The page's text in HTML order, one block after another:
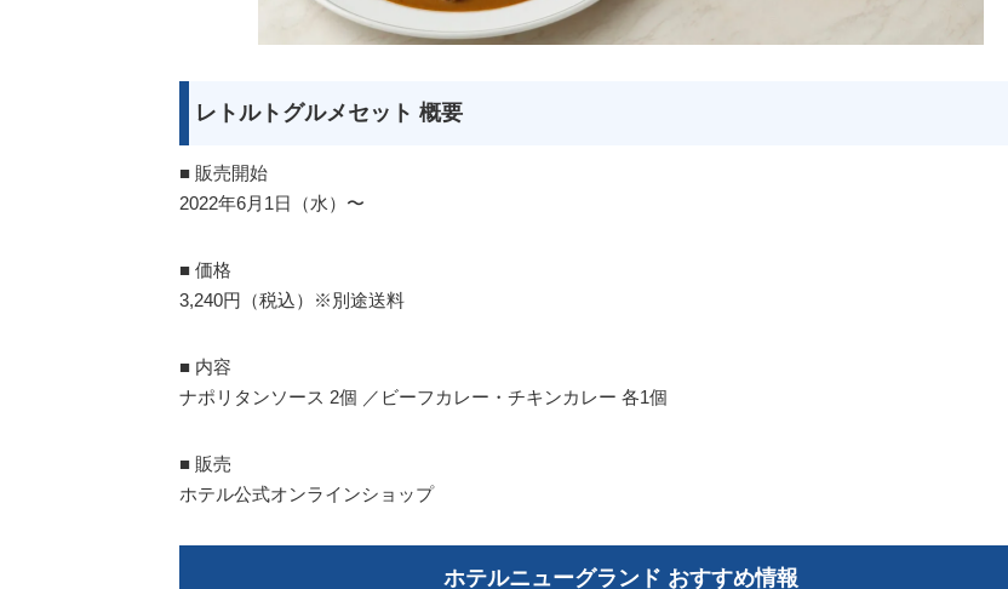
レトルトグルメセット 概要
■ 販売開始
2022年6月1日（水）〜
■ 価格
3,240円（税込）※別途送料
■ 内容
ナポリタンソース 2個 ／ビーフカレー・チキンカレー 各1個
■ 販売
ホテル公式オンラインショップ
ホテルニューグランド おすすめ情報